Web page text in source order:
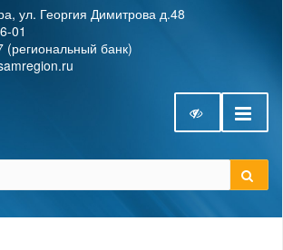
ул. Георгия Димитрова д.48
01
банк)